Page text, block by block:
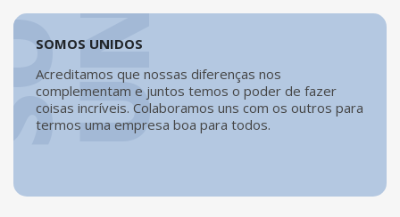
SOMOS UNIDOS
Acreditamos que nossas diferenças nos
complementam e juntos temos o poder de fazer
coisas incríveis. Colaboramos uns com os outros para
termos uma empresa boa para todos.